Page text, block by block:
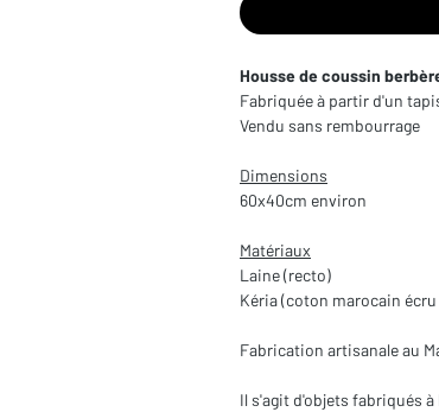
Housse de coussin
Fabriquée à partir d'un
Vendu sans rembourrage
Dimensions
60x40cm environ
Matériaux
Laine (recto)
Kéria (coton marocain
Fabrication artisanale au
Il s'agit d'objets fabriqués